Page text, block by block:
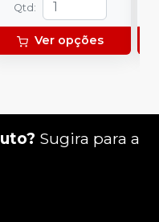
Qtd :
Ver opções
Sugira para a